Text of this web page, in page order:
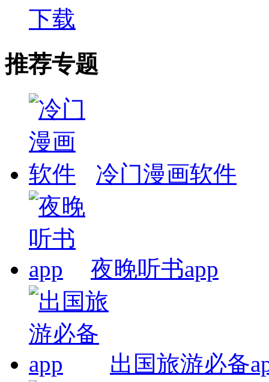
下载
推荐专题
冷门漫画软件
夜晚听书app
出国旅游必备